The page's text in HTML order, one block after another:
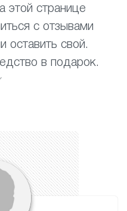
этой странице
с отзывами
оставить свой.
в подарок.